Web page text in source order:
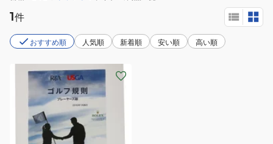
1件
おすすめ順 人気順 新着順 安い順 高い順